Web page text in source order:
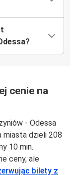
cenie na
- Odessa
miasta dzieli 208
10 min.
ceny, ale
bilety z